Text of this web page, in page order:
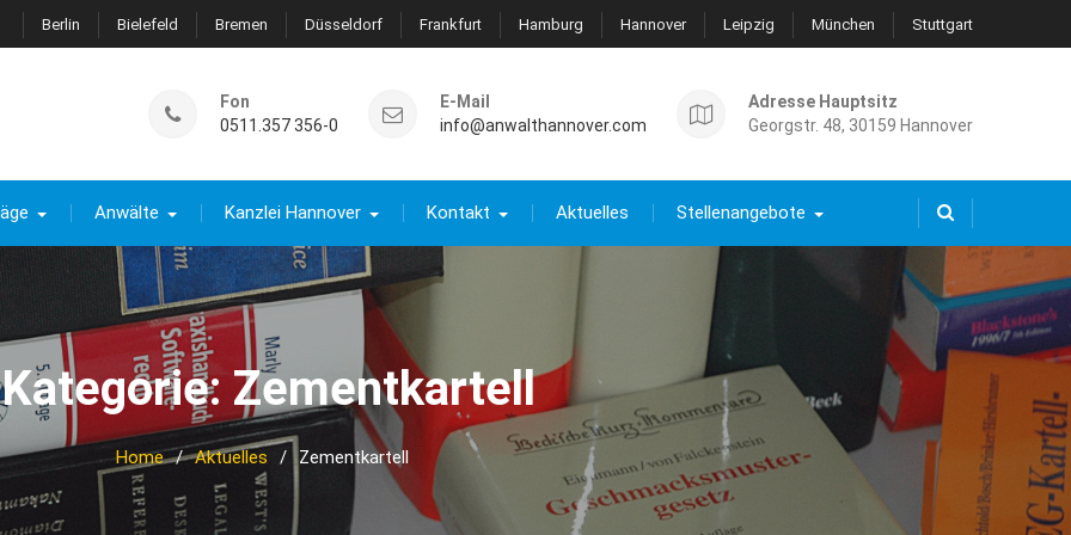
Berlin Bielefeld Bremen Düsseldorf Frankfurt Hamburg Hannover Leipzig München Stuttgart
Fon
0511.357 356-0
E-Mail
info@anwalthannover.com
Adresse Hauptsitz
Georgstr. 48, 30159 Hannover
Anwälte Kanzlei Hannover Kontakt Aktuelles Stellenangebote
Kategorie: Zementkartell
Home Aktuelles Zementkartell